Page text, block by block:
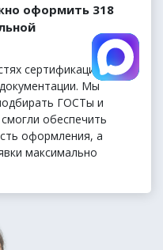
оформить 318
сертификации,
Мы
ГОСТы и
обеспечить
оформления, а
максимально